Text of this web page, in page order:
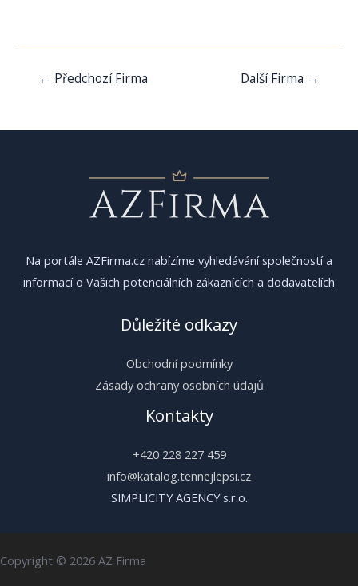
Navigace
← Předchozí Firma Další Firma →
Na portále AZFirma.cz nabízíme vyhledávání společností a
informací o Vašich potenciálních zákaznících a dodavatelích
Důležité odkazy
Obchodní podmínky
Zásady ochrany osobních údajů
Kontakty
+420 228 227 459
info@katalog.tennejlepsi.cz
SIMPLICITY AGENCY s.r.o.
Copyright © 2026 AZ Firma